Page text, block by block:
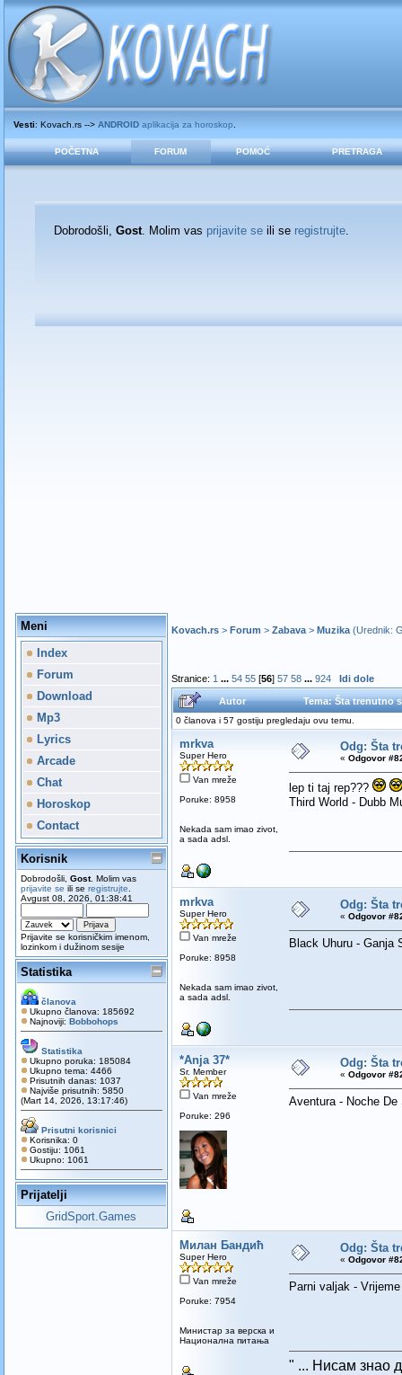
Vesti: Kovach.rs --> ANDROIDaplikacija za horoskop
POČETNA FORUM POMOĆ PRETRAGA
Dobrodošli, Gost. Molim vas prijavite seili se registrujte.
Meni
Index
Forum
Download
Mp3
Lyrics
Arcade
Chat
Horoskop
Contact
Korisnik
Dobrodošli, Gost. Molim vas
prijavite se ili se registrujte
Avgust 08, 2026, 01:38:41
Prijavite se korisničkim imenom,
lozinkom i dužinom sesije
Statistika
članova
Ukupno članova: 185692
Najnoviji: Bobbohops
Statistika
Ukupno poruka: 185084
Ukupno tema: 4466
Prisutnih danas: 1037
Najviše prisutnih: 5850
(Mart 14, 2026, 13:17:46)
Prisutni korisnici
Korisnika: 0
Gostiju: 1061
Ukupno: 1061
Prijatelji
GridSport.Games
Kovach.rs> Forum > Zabava> Muzika(Urednik:
Stranice: 1 ... 54 55[56] 57 58 ... 924 Idi dole
Autor Tema: Šta trenutno
0 članova i 57 gostiju pregledaju ovu temu.
mrkva
Super Hero
Van mreže
Poruke: 8958
Nekada sam imao zivot,
a sada adsl.
Odg: Šta
« Odgovor
lep ti taj rep???
Third World - Dubb
mrkva
Super Hero
Van mreže
Poruke: 8958
Nekada sam imao zivot,
a sada adsl.
Odg: Šta
« Odgovor
Black Uhuru - Ganja
*Anja 37*
Sr. Member
Van mreže
Poruke: 296
Odg: Šta
« Odgovor
Aventura - Noche De
Милан Бандић
Super Hero
Van mreže
Poruke: 7954
Mинистар за верска и
Национална питања
Odg: Šta
« Odgovor
Parni valjak -
" ... Нисам знао